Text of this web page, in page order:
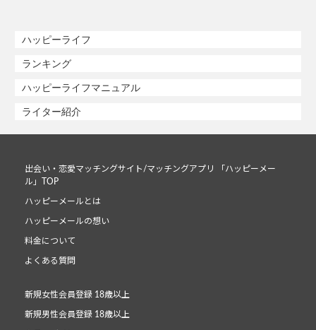
ハッピーライフ
ランキング
ハッピーライフマニュアル
ライター紹介
出会い・恋愛マッチングサイト/マッチングアプリ 「ハッピーメー
ル」TOP
ハッピーメールとは
ハッピーメールの想い
料金について
よくある質問
新規女性会員登録 18歳以上
新規男性会員登録 18歳以上